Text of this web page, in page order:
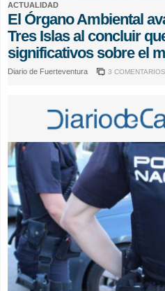
ACTUALIDAD
El Órgano Ambiental
Tres Islas al concluir
significativos sobre el
Diario de Fuerteventura 3 COMENTARIOS